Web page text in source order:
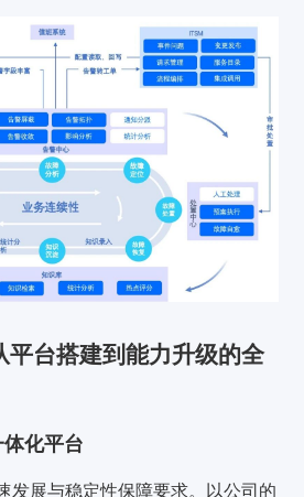
平台搭建到能力升级的全
化平台
发展与稳定性保障要求。以公司的